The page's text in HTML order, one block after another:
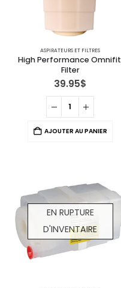
ASPIRATEURS ET FILTRES
High Performance Omnifit
Filter
39.95$
AJOUTER AU PANIER
EN RUPTURE
D'INVENTAIRE